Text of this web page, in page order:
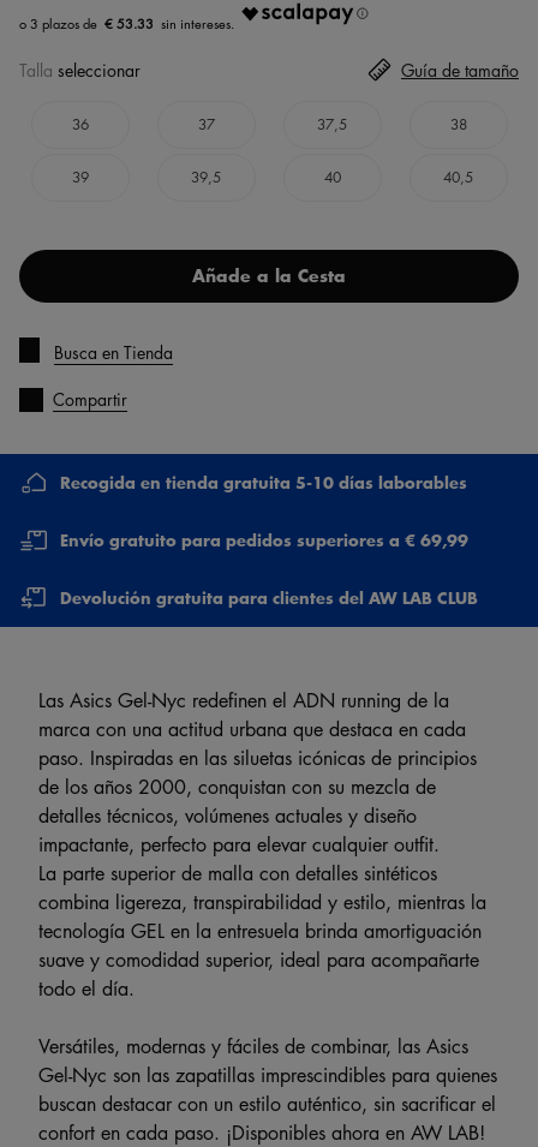
€ 53.33
Talla seleccionar
36 37 37,5 38
39 39,5 40 40,5
Guía de tamaño
Añade a la Cesta
Busca en Tienda
Compartir
Recogida en tienda gratuita 5-10 días laborables
Envío gratuito para pedidos superiores a € 69,99
Devolución gratuita para clientes del AW LAB CLUB
Las Asics Gel-Nyc redefinen el ADN running de la
marca con una actitud urbana que destaca en cada
paso. Inspiradas en las siluetas icónicas de principios
de los años 2000, conquistan con su mezcla de
detalles técnicos, volúmenes actuales y diseño
impactante, perfecto para elevar cualquier outfit.
La parte superior de malla con detalles sintéticos
combina ligereza, transpirabilidad y estilo, mientras la
tecnología GEL en la entresuela brinda amortiguación
suave y comodidad superior, ideal para acompañarte
todo el día.
Versátiles, modernas y fáciles de combinar, las Asics
Gel-Nyc son las zapatillas imprescindibles para quienes
buscan destacar con un estilo auténtico, sin sacrificar el
confort en cada paso. ¡Disponibles ahora en AW LAB!